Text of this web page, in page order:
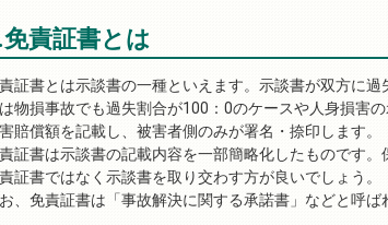
責証書とは
証書とは示談書の一種といえます。示談書が双方に
物損事故でも過失割合が100：0のケースや人身損害
賠償額を記載し、被害者側のみが署名・捺印します。
証書は示談書の記載内容を一部簡略化したものです
証書ではなく示談書を取り交わす方が良いでしょう。
、免責証書は「事故解決に関する承諾書」などと呼ば